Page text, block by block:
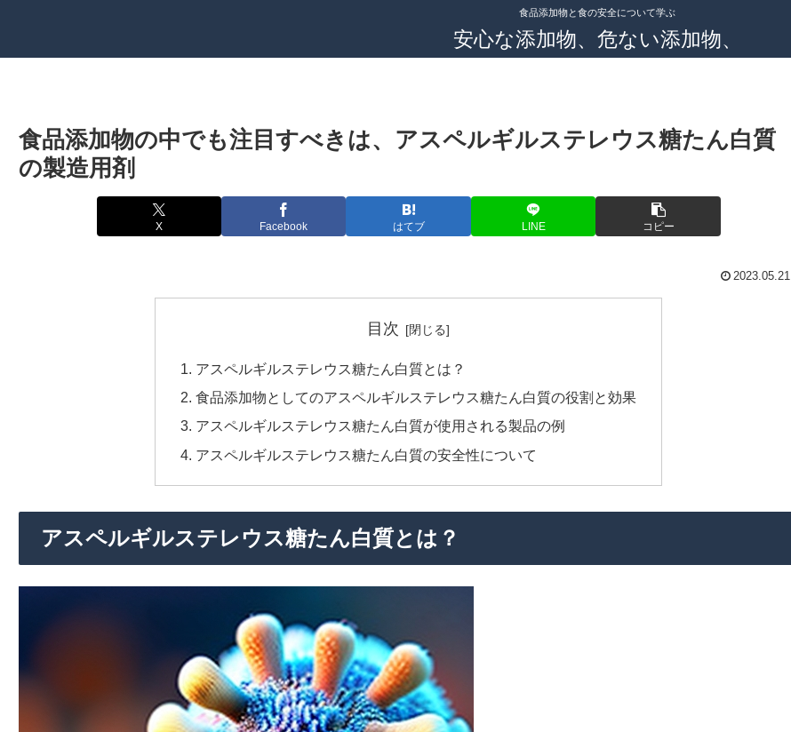
食品添加物と食の安全について学ぶ
安心な添加物、危ない添加物、
食品添加物の中でも注目すべきは、アスペルギルステレウス糖たん白質
の製造用剤
X Facebook はてブ LINE コピー
2023.05.21
目次
アスペルギルステレウス糖たん白質とは？
食品添加物としてのアスペルギルステレウス糖たん白質の役割と効果
アスペルギルステレウス糖たん白質が使用される製品の例
アスペルギルステレウス糖たん白質の安全性について
アスペルギルステレウス糖たん白質とは？